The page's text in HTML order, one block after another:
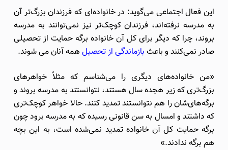
این فعال اجتماعی می‌گوید: در خانواده‌ای که فرزندان بزرگ‌تر آن
به مدرسه نرفته‌اند، فرزندان کوچک‌تر نیز نمی‌توانند به مدرسه
بروند، چرا که دیگر برای کل آن خانواده برگه حمایت از تحصیلی
صادر نمی‌کنند و باعث بازماندگی از تحصیلهمه آنان می شوند.
«من خانواده‌های دیگری را می‌شناسم که مثلاً خواهرهای
بزرگ‌تری که زیر هجده سال هستند، نتوانستند به مدرسه بروند و
برگه‌های‌شان را هم نتوانستند تمدید کنند. حالا خواهر کوچک‌تری
که داشتند و امسال به سن قانونی رسیده که به مدرسه برود چون
برگه حمایت کل آن خانواده تمدید نمی‌شده است، به این بچه
هم برگه ندادند.»